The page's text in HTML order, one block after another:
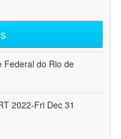
Federal do Rio de
2022-Fri Dec 31